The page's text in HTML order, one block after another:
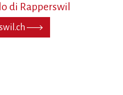
di Rapperswil